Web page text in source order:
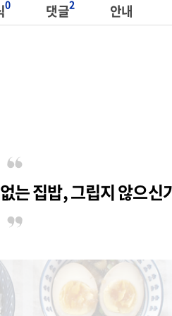
0 댓글2 안내
는 집밥, 그립지 않으신